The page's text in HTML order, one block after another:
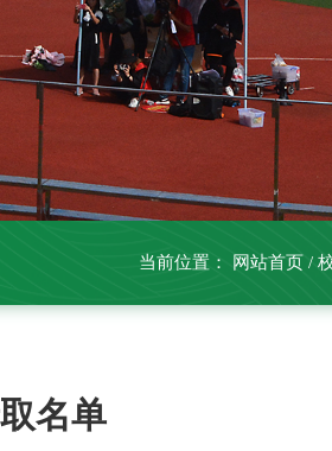
当前位置： 网站首页 /
名单